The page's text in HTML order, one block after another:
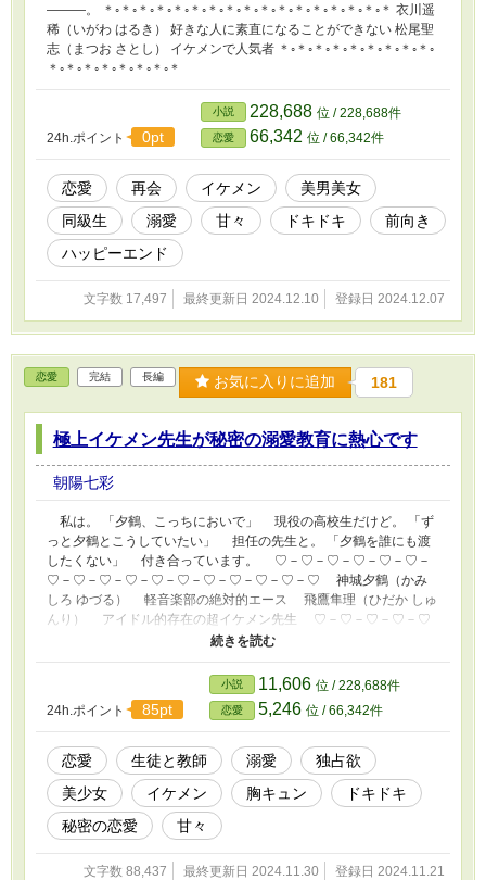
―――。 ＊◦＊◦＊◦＊◦＊◦＊◦＊◦＊◦＊◦＊◦＊◦＊◦＊◦＊◦＊◦＊◦＊ 衣川遥
稀（いがわ はるき） 好きな人に素直になることができない 松尾聖
志（まつお さとし） イケメンで人気者 ＊◦＊◦＊◦＊◦＊◦＊◦＊◦＊◦＊◦
＊◦＊◦＊◦＊◦＊◦＊◦＊◦＊
24h.ポイント 0pt
小説 228,688 位 / 228,688件
恋愛 66,342 位 / 66,342件
恋愛 再会 イケメン
美男美女
同級生
溺愛 甘々 ドキドキ
前向き
ハッピーエンド
文字数 17,497 最終更新日 2024.12.10 登録日 2024.12.07
恋愛 完結 長編 お気に入りに追加 181
極上イケメン先生が秘密の溺愛教育に熱心です
朝陽七彩
私は。 「夕鶴、こっちにおいで」 現役の高校生だけど。 「ず
っと夕鶴とこうしていたい」 担任の先生と。 「夕鶴を誰にも渡
したくない」 付き合っています。 ♡－♡－♡－♡－♡－♡－
♡－♡－♡－♡－♡－♡－♡－♡－♡－♡－♡ 神城夕鶴（かみ
しろ ゆづる） 軽音楽部の絶対的エース 飛鷹隼理（ひだか しゅ
んり） アイドル的存在の超イケメン先生 ♡－♡－♡－♡－♡
－♡－♡－♡－♡－♡－♡－♡－♡－♡－♡－♡－♡ 彼の名前
け」 そう言って……。 「そんなにも可愛い声を出されたら……
俺、止められないよ」 そして隼理くんは……。 ……‼ しゅ
っ……隼理くん……っ。 そんなことをされたら……。 隼理く
んと過ごす日々はドキドキとわくわくの連続。 ……だけ
ど……。 え……。 誰……？ 誰なの……？ その人はいった
い誰なの、隼理くん。 ドキドキとわくわくの連続だった私に突
如現れた隼理くんへの疑惑。 その疑惑は次第に大きくなり、私
の心の中を不安でいっぱいにさせる。 でも。 でも訊けない。
隼理くんに直接訊くことなんて。 私にはできない。 私は。
私は、これから先、一体どうすればいいの……？
24h.ポイント 85pt
小説 11,606 位 / 228,688件
恋愛 5,246 位 / 66,342件
恋愛 生徒と教師 溺愛
独占欲
美少女
イケメン 胸キュン
ドキドキ
秘密の恋愛
甘々
文字数 88,437 最終更新日 2024.11.30 登録日 2024.11.21